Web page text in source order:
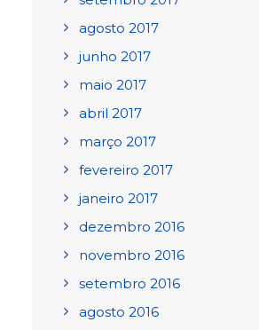
agosto 2017
junho 2017
maio 2017
abril 2017
março 2017
fevereiro 2017
janeiro 2017
dezembro 2016
novembro 2016
setembro 2016
agosto 2016